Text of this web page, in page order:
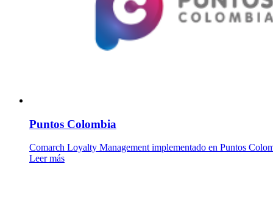
Puntos Colombia
Comarch Loyalty Management implementado en Puntos
Leer más